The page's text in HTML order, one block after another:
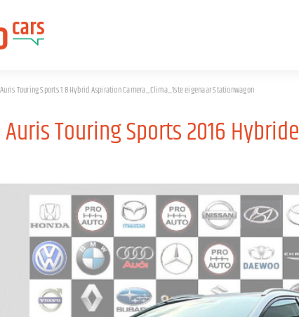
Touring Sports 1.8 Hybrid Aspiration Camera_Clima_1ste eigenaar Stationwagon
Touring Sports 2016 Hybride